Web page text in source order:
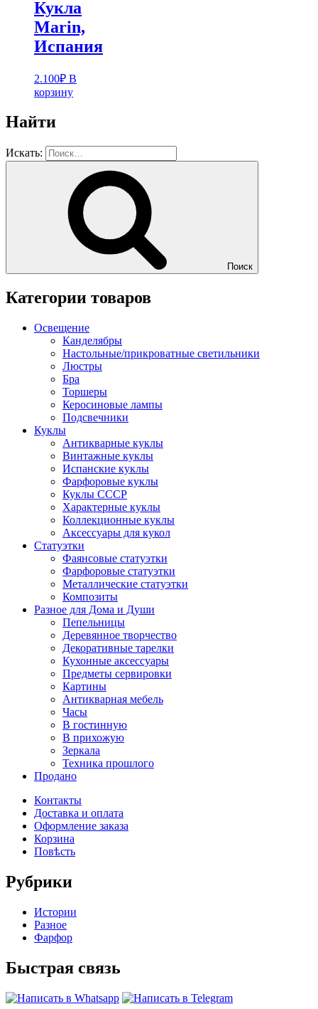
Кукла
Marin,
Испания
2.100₽ В
корзину
Найти
Искать:
Поиск
Категории товаров
Освещение
Канделябры
Настольные/прикроватные светильники
Люстры
Бра
Торшеры
Керосиновые лампы
Подсвечники
Куклы
Антикварные куклы
Винтажные куклы
Испанские куклы
Фарфоровые куклы
Куклы СССР
Характерные куклы
Коллекционные куклы
Аксессуары для кукол
Статуэтки
Фаянсовые статуэтки
Фарфоровые статуэтки
Металлические статуэтки
Композиты
Разное для Дома и Души
Пепельницы
Деревянное творчество
Декоративные тарелки
Кухонные аксессуары
Предметы сервировки
Картины
Антикварная мебель
Часы
В гостинную
В прихожую
Зеркала
Техника прошлого
Продано
Контакты
Доставка и оплата
Оформление заказа
Корзина
Повѣсть
Рубрики
Истории
Разное
Фарфор
Быстрая связь